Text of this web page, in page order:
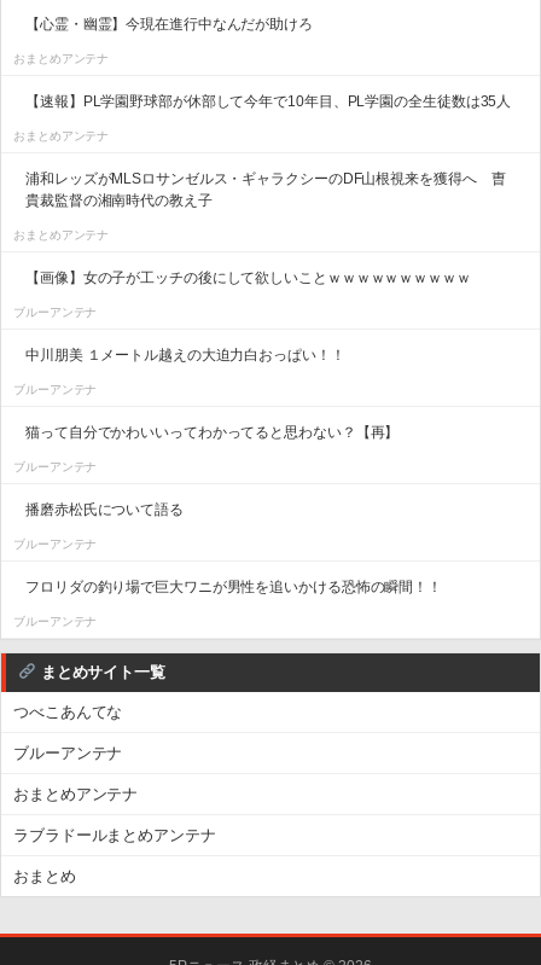
【心霊・幽霊】今現在進行中なんだが助けろ
おまとめアンテナ
【速報】PL学園野球部が休部して今年で10年目、PL学園の全生徒数は35人
おまとめアンテナ
浦和レッズがMLSロサンゼルス・ギャラクシーのDF山根視来を獲得へ 曺
貴裁監督の湘南時代の教え子
おまとめアンテナ
【画像】女の子が工ッチの後にして欲しいことｗｗｗｗｗｗｗｗｗｗ
ブルーアンテナ
中川朋美 １メートル越えの大迫力白おっぱい！！
ブルーアンテナ
猫って自分でかわいいってわかってると思わない？【再】
ブルーアンテナ
播磨赤松氏について語る
ブルーアンテナ
フロリダの釣り場で巨大ワニが男性を追いかける恐怖の瞬間！！
ブルーアンテナ
まとめサイト一覧
つべこあんてな
ブルーアンテナ
おまとめアンテナ
ラブラドールまとめアンテナ
おまとめ